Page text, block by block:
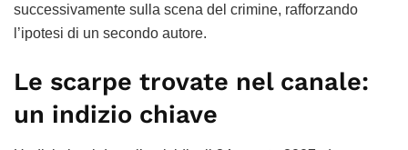
successivamente sulla scena del crimine, rafforzando
l’ipotesi di un secondo autore.
Le scarpe trovate nel canale:
un indizio chiave